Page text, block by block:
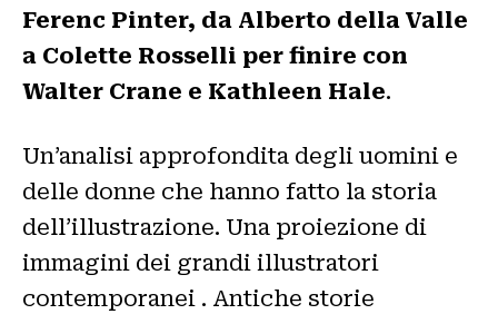
Ferenc Pinter, da Alberto della Valle
a Colette Rosselli per finire con
Walter Crane e Kathleen Hale.
Un’analisi approfondita degli uomini e
delle donne che hanno fatto la storia
dell’illustrazione. Una proiezione di
immagini dei grandi illustratori
contemporanei . Antiche storie